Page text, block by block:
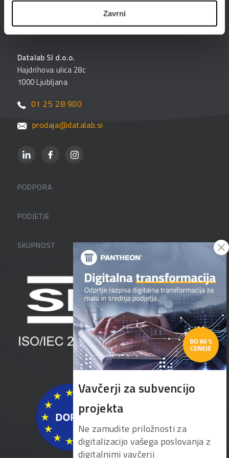
Zavrni
Vavčerji za subvencijo
projekta
Ne zamudite priložnosti za
digitalizacijo vašega poslovanja z
digitalnimi vavčerji
Datalab SI d.o.o.
Hajdrihova ulica 28c
1000 Ljubljana
01 25 28 900
prodaja@datalab.si
PODPORA
FAQ – pogosta vprašanja
PANTHEON izobraževanja
PODJETJE
Zaposlitev
Vlagatelji
Pogoji in pogodbe
SKUPNOST
Uporabniške strani
Blog
Spletni seminarji